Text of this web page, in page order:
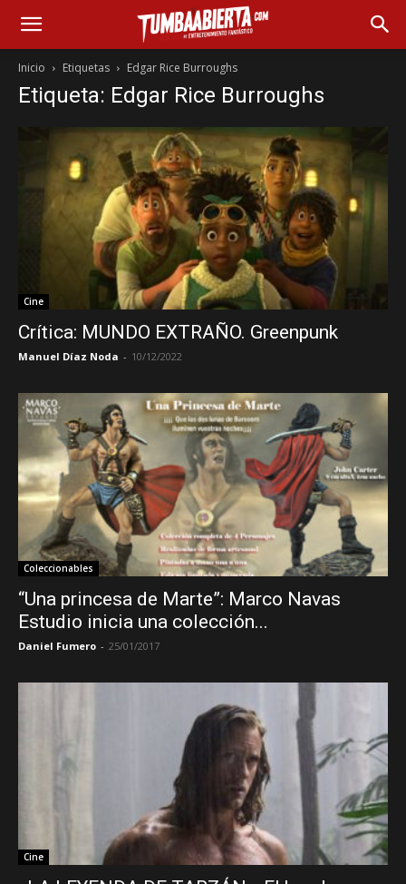
Inicio Etiquetas Edgar Rice Burroughs
Etiqueta: Edgar Rice Burroughs
Cine
Crítica: MUNDO EXTRAÑO. Greenpunk
Manuel Díaz Noda - 10/12/2022
Coleccionables
“Una princesa de Marte”: Marco Navas
Estudio inicia una colección...
Daniel Fumero - 25/01/2017
Cine